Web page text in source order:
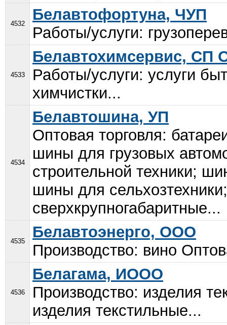
4532
Белавтофортуна, ЧУП
Работы/услуги:
4533
Белавтохимсервис, СП
Работы/услуги: услуги
химчистки...
4534
Белавтошина, УП
Оптовая торговля:
шины для грузовых
строительной техники;
шины для
сверхкрупногабаритные...
4535
Белавтоэнерго, ООО
Производство: вино
4536
Белагама, ИООО
Производство: изделия
изделия текстильные...